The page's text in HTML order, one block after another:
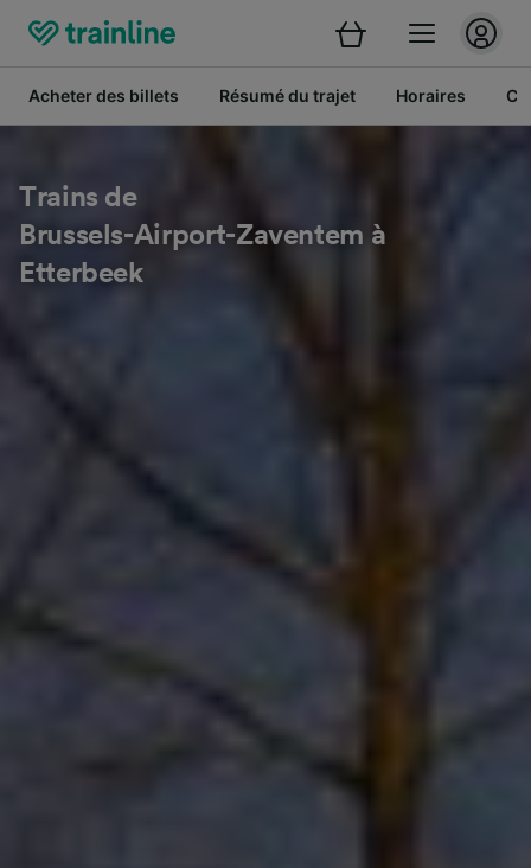
Acheter des billets Résumé du trajet Horaires
Trains de
Brussels-Airport-Zaventem à
Etterbeek